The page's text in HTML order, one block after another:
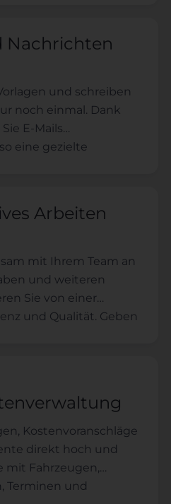
Nachrichten
und schreiben
noch einmal. Dank
E-Mails
eine gezielte
Arbeiten
mit Ihrem Team an
und weiteren
Sie von einer
und Qualität. Geben
Kostenvoranschläge
direkt hoch und
mit Fahrzeugen,
Terminen und